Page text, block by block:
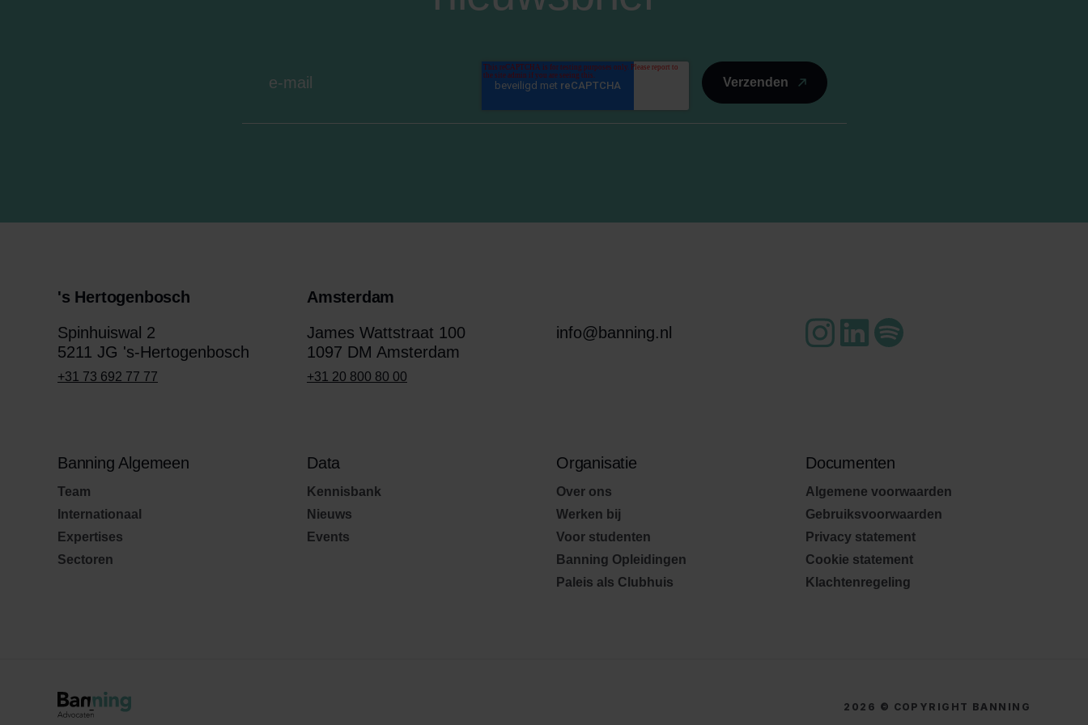
's Hertogenbosch
Spinhuiswal 2
5211 JG 's-Hertogenbosch
+31 73 692 77 77
Amsterdam
James Wattstraat 100
1097 DM Amsterdam
+31 20 800 80 00
info@banning.nl
Banning Algemeen
Team
Internationaal
Expertises
Sectoren
Data
Kennisbank
Nieuws
Events
Organisatie
Over ons
Werken bij
Voor studenten
Banning Opleidingen
Paleis als Clubhuis
Documenten
Algemene voorwaarden
Gebruiksvoorwaarden
Privacy statement
Cookie statement
Klachtenregeling
2026 © COPYRIGHT BANNING